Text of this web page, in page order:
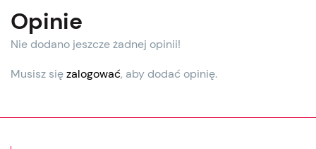
Opinie
Nie dodano jeszcze żadnej opinii!
Musisz sięzalogować, aby dodać opinię.